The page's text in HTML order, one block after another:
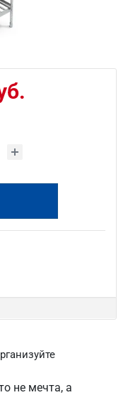
не мечта, а